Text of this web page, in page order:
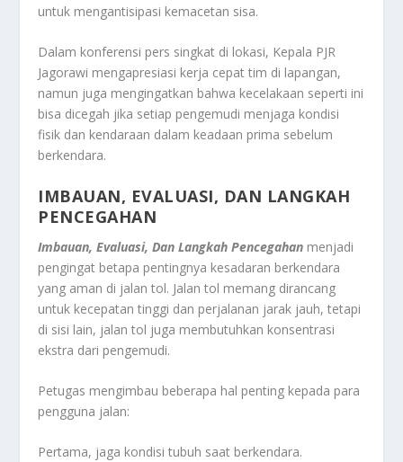
untuk mengantisipasi kemacetan sisa.
Dalam konferensi pers singkat di lokasi, Kepala PJR
Jagorawi mengapresiasi kerja cepat tim di lapangan,
namun juga mengingatkan bahwa kecelakaan seperti ini
bisa dicegah jika setiap pengemudi menjaga kondisi
fisik dan kendaraan dalam keadaan prima sebelum
berkendara.
IMBAUAN, EVALUASI, DAN LANGKAH
PENCEGAHAN
Imbauan, Evaluasi, Dan Langkah Pencegahan menjadi
pengingat betapa pentingnya kesadaran berkendara
yang aman di jalan tol. Jalan tol memang dirancang
untuk kecepatan tinggi dan perjalanan jarak jauh, tetapi
di sisi lain, jalan tol juga membutuhkan konsentrasi
ekstra dari pengemudi.
Petugas mengimbau beberapa hal penting kepada para
pengguna jalan:
Pertama, jaga kondisi tubuh saat berkendara.